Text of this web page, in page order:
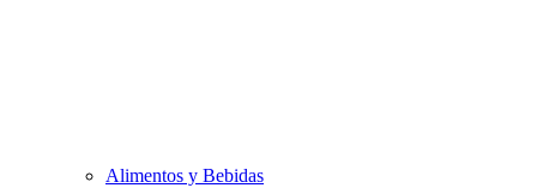
Alimentos y Bebidas